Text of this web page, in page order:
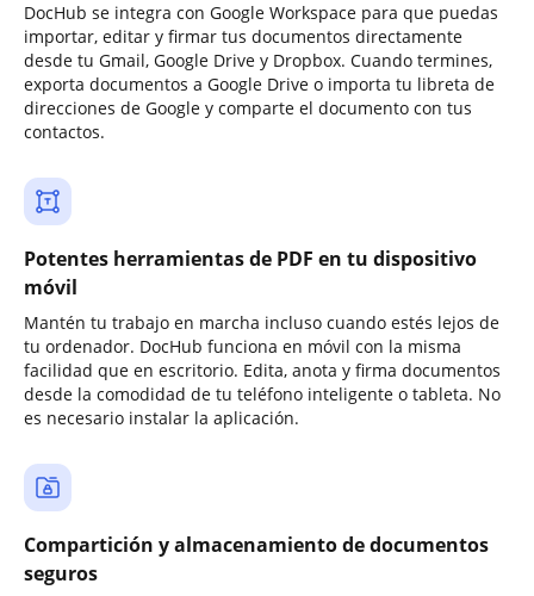
DocHub se integra con Google Workspace para que puedas
importar, editar y firmar tus documentos directamente
desde tu Gmail, Google Drive y Dropbox. Cuando termines,
exporta documentos a Google Drive o importa tu libreta de
direcciones de Google y comparte el documento con tus
contactos.
Potentes herramientas de PDF en tu dispositivo
móvil
Mantén tu trabajo en marcha incluso cuando estés lejos de
tu ordenador. DocHub funciona en móvil con la misma
facilidad que en escritorio. Edita, anota y firma documentos
desde la comodidad de tu teléfono inteligente o tableta. No
es necesario instalar la aplicación.
Compartición y almacenamiento de documentos
seguros